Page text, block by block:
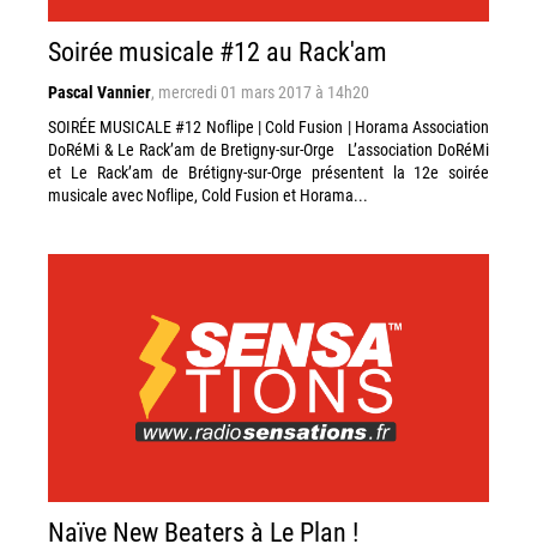
Soirée musicale #12 au Rack'am
Pascal Vannier, mercredi 01 mars 2017 à 14h20
SOIRÉE MUSICALE #12 Noflipe | Cold Fusion | Horama Association
DoRéMi & Le Rack’am de Bretigny-sur-Orge L’association DoRéMi
et Le Rack’am de Brétigny-sur-Orge présentent la 12e soirée
musicale avec Noflipe, Cold Fusion et Horama...
Naïve New Beaters à Le Plan !